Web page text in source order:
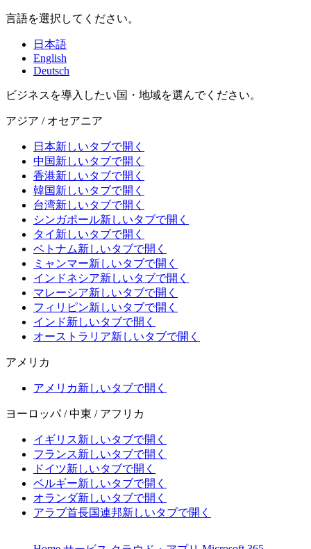
言語を選択してください。
日本語
English
Deutsch
ビジネスを導入したい国・地域を選んでください。
アジア / オセアニア
日本新しいタブで開く
中国新しいタブで開く
香港新しいタブで開く
韓国新しいタブで開く
台湾新しいタブで開く
シンガポール新しいタブで開く
タイ 新しいタブで開く
ベトナム新しいタブで開く
ミャンマー新しいタブで開く
インドネシア新しいタブで開く
マレーシア新しいタブで開く
フィリピン新しいタブで開く
インド新しいタブで開く
オーストラリア新しいタブで開く
アメリカ
アメリカ新しいタブで開く
ヨーロッパ / 中東 / アフリカ
イギリス新しいタブで開く
フランス新しいタブで開く
ドイツ新しいタブで開く
ベルギー新しいタブで開く
オランダ新しいタブで開く
アラブ首長国連邦新しいタブで開く